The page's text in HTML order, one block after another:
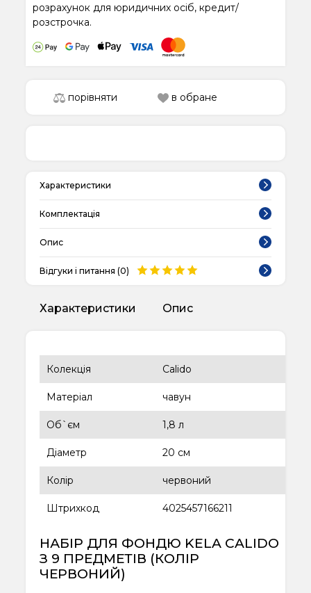
розрахунок для юридичних осіб, кредит/
розстрочка.
порівняти в обране
Характеристики
Комплектація
Опис
Відгуки і питання (0)
Характеристики Опис
Колекція Calido
Матеріал чавун
Об`єм 1,8 л
Діаметр 20 см
Колір червоний
Штрихкод 4025457166211
НАБІР ДЛЯ ФОНДЮ KELA CALIDO
З 9 ПРЕДМЕТІВ (КОЛІР
ЧЕРВОНИЙ)